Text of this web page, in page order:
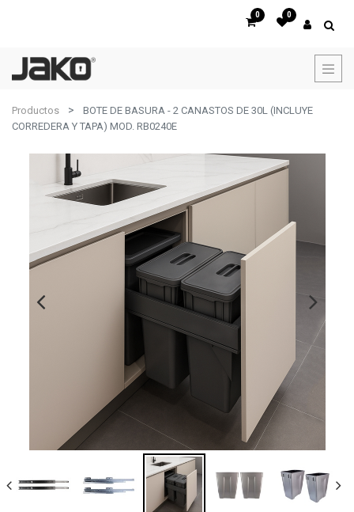
0 0
Productos
BOTE DE BASURA - 2 CANASTOS DE 30L (INCLUYE
CORREDERA Y TAPA) MOD. RB0240E